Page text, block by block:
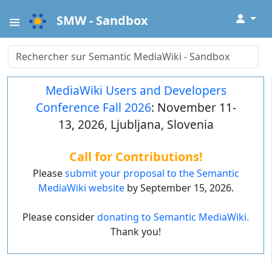
SMW - Sandbox ↓
MediaWiki Users and Developers
Conference Fall 2026: November 11-
13, 2026, Ljubljana, Slovenia
Call for Contributions!
Pleasesubmit your proposal to the Semantic
MediaWiki websiteby September 15, 2026.
Please considerdonating to Semantic MediaWiki.
Thank you!